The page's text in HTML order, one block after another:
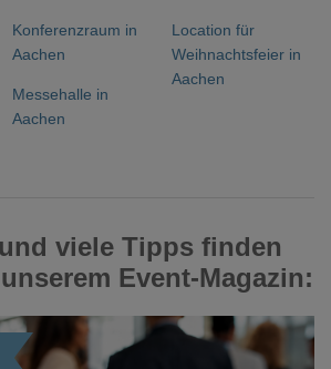
Konferenzraum in
Aachen
Messehalle in
Aachen
Location für
Weihnachtsfeier in
Aachen
viele Tipps finden
Event-Magazin: